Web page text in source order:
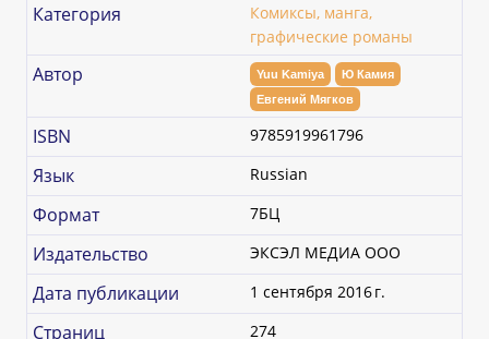
Категория
Комиксы, манга,
графические романы
Автор Yuu Kamiya
Ю Камия
Евгений Мягков
ISBN 9785919961796
Язык Russian
Формат 7БЦ
Издательство ЭКСЭЛ МЕДИА ООО
Дата публикации 1 сентября 2016 г.
Страниц 274